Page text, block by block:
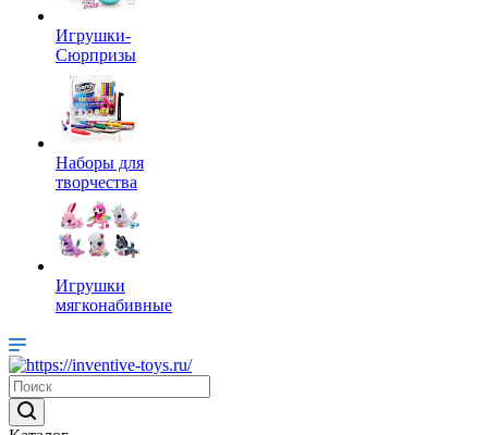
Игрушки-
Сюрпризы
Наборы для
творчества
Игрушки
мягконабивные